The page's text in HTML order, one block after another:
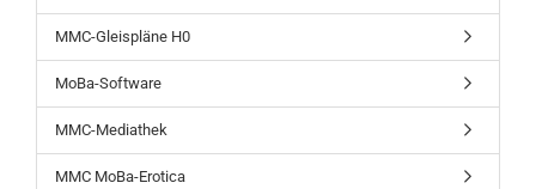
MMC-Gleispläne H0
MoBa-Software
MMC-Mediathek
MMC MoBa-Erotica